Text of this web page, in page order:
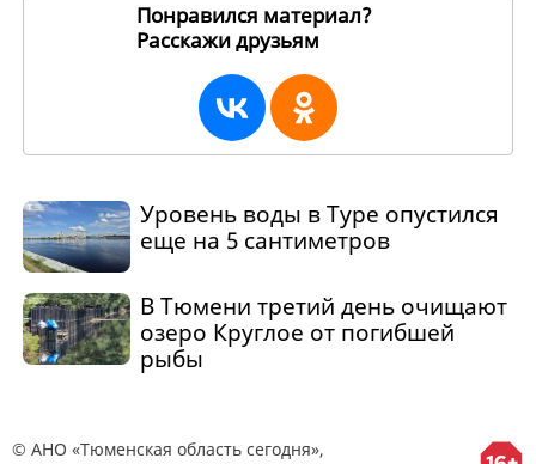
Понравился материал?
Расскажи друзьям
Уровень воды в Туре опустился
еще на 5 сантиметров
В Тюмени третий день очищают
озеро Круглое от погибшей
рыбы
© АНО «Тюменская область сегодня»,